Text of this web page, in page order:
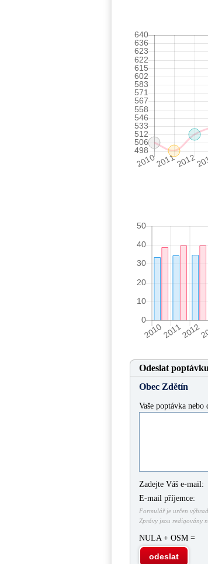
Odeslat
Obec Zdětín
Vaše poptávka nebo
Zadejte Váš e-mail:
E-mail příjemce:
Formulář je určen
Zprávy jsou redigovány
NULA + OSM =
odeslat